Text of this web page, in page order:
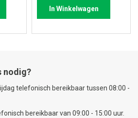
In Winkelwagen
nodig?
telefonisch bereikbaar tussen 08:00 -
bereikbaar van 09:00 - 15:00 uur.